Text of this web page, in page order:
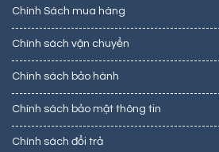
Chính Sách mua hàng
Chính sách vận chuyển
Chính sách bảo hành
Chính sách bảo mật thông tin
Chính sách đổi trả